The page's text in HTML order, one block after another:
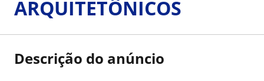
ARQUITETÔNICOS
Descrição do anúncio